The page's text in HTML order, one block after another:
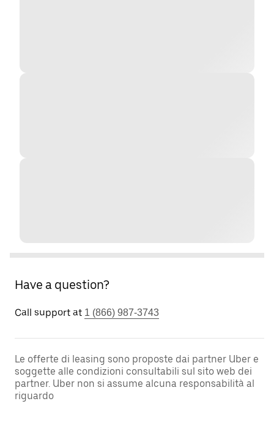
Have a question?
Call support at 1 (866) 987-3743
Le offerte di leasing sono proposte dai partner Uber e
soggette alle condizioni consultabili sul sito web dei
partner. Uber non si assume alcuna responsabilità al
riguardo